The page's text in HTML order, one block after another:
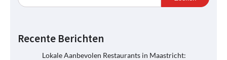
Recente Berichten
Lokale Aanbevolen Restaurants in Maastricht: